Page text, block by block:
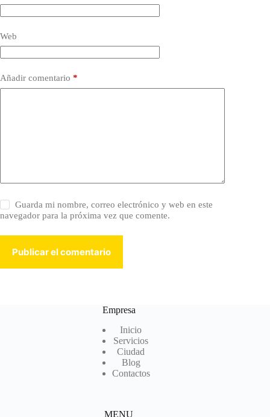
Web
Añadir comentario *
Guarda mi nombre, correo electrónico y web en este
navegador para la próxima vez que comente.
Publicar el comentario
Empresa
Inicio
Servicios
Ciudad
Blog
Contactos
MENU